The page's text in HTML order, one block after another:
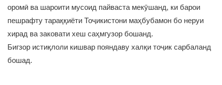
оромӣ ва шароити мусоид пайваста мекӯшанд, ки барои
пешрафту тараққиёти Тоҷикистони маҳбубамон бо неруи
хирад ва заковати хеш саҳмгузор бошанд.
Бигзор истиқлоли кишвар пояндаву халқи тоҷик сарбаланд
бошад.